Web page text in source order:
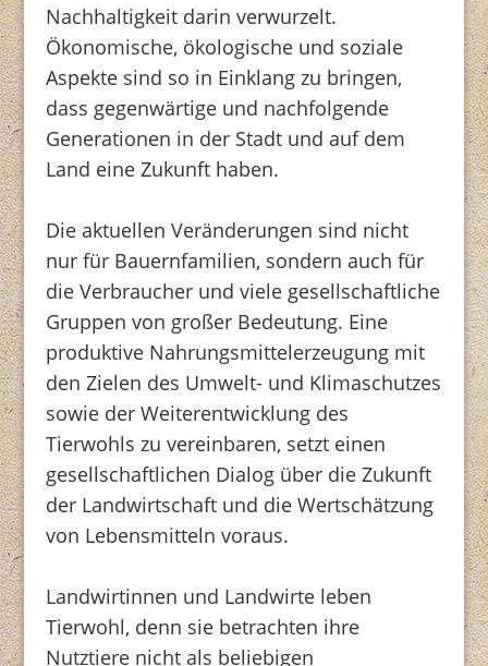
Nachhaltigkeit darin verwurzelt.
Ökonomische, ökologische und soziale
Aspekte sind so in Einklang zu bringen,
dass gegenwärtige und nachfolgende
Generationen in der Stadt und auf dem
Land eine Zukunft haben.
Die aktuellen Veränderungen sind nicht
nur für Bauernfamilien, sondern auch für
die Verbraucher und viele gesellschaftliche
Gruppen von großer Bedeutung. Eine
produktive Nahrungsmittelerzeugung mit
den Zielen des Umwelt- und Klimaschutzes
sowie der Weiterentwicklung des
Tierwohls zu vereinbaren, setzt einen
gesellschaftlichen Dialog über die Zukunft
der Landwirtschaft und die Wertschätzung
von Lebensmitteln voraus.
Landwirtinnen und Landwirte leben
Tierwohl, denn sie betrachten ihre
Nutztiere nicht als beliebigen